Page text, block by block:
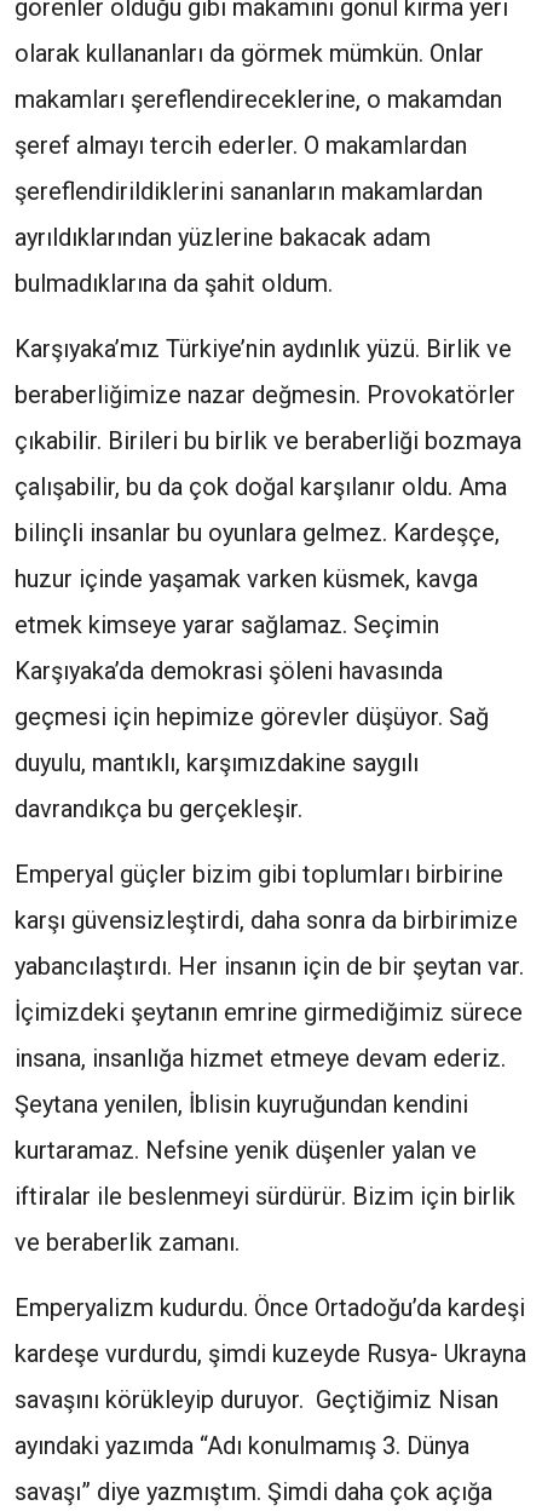
görenler olduğu gibi makamını gönül kırma yeri
olarak kullananları da görmek mümkün. Onlar
makamları şereflendireceklerine, o makamdan
şeref almayı tercih ederler. O makamlardan
şereflendirildiklerini sananların makamlardan
ayrıldıklarından yüzlerine bakacak adam
bulmadıklarına da şahit oldum.
Karşıyaka’mız Türkiye’nin aydınlık yüzü. Birlik ve
beraberliğimize nazar değmesin. Provokatörler
çıkabilir. Birileri bu birlik ve beraberliği bozmaya
çalışabilir, bu da çok doğal karşılanır oldu. Ama
bilinçli insanlar bu oyunlara gelmez. Kardeşçe,
huzur içinde yaşamak varken küsmek, kavga
etmek kimseye yarar sağlamaz. Seçimin
Karşıyaka’da demokrasi şöleni havasında
geçmesi için hepimize görevler düşüyor. Sağ
duyulu, mantıklı, karşımızdakine saygılı
davrandıkça bu gerçekleşir.
Emperyal güçler bizim gibi toplumları birbirine
karşı güvensizleştirdi, daha sonra da birbirimize
yabancılaştırdı. Her insanın için de bir şeytan var.
İçimizdeki şeytanın emrine girmediğimiz sürece
insana, insanlığa hizmet etmeye devam ederiz.
Şeytana yenilen, İblisin kuyruğundan kendini
kurtaramaz. Nefsine yenik düşenler yalan ve
iftiralar ile beslenmeyi sürdürür. Bizim için birlik
ve beraberlik zamanı.
Emperyalizm kudurdu. Önce Ortadoğu’da kardeşi
kardeşe vurdurdu, şimdi kuzeyde Rusya- Ukrayna
savaşını körükleyip duruyor. Geçtiğimiz Nisan
ayındaki yazımda “Adı konulmamış 3. Dünya
savaşı” diye yazmıştım. Şimdi daha çok açığa